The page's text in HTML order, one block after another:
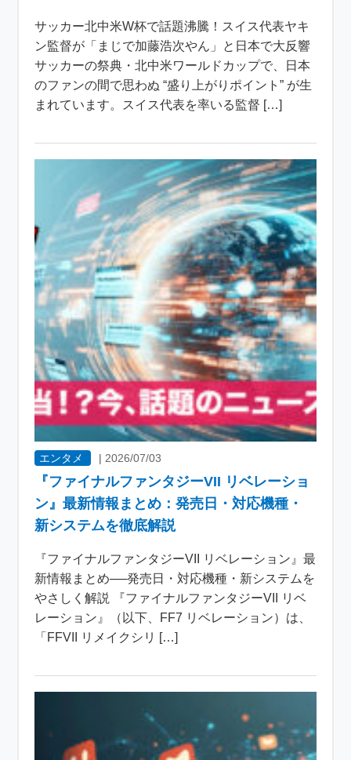
サッカー北中米W杯で話題沸騰！スイス代表ヤキ
ン監督が「まじで加藤浩次やん」と日本で大反響
サッカーの祭典・北中米ワールドカップで、日本
のファンの間で思わぬ “盛り上がりポイント” が生
まれています。スイス代表を率いる監督 […]
エンタメ | 2026/07/03
『ファイナルファンタジーVII リベレーショ
ン』最新情報まとめ：発売日・対応機種・
新システムを徹底解説
『ファイナルファンタジーVII リベレーション』最
新情報まとめ──発売日・対応機種・新システムを
やさしく解説 『ファイナルファンタジーVII リベ
レーション』（以下、FF7 リベレーション）は、
「FFVII リメイクシリ […]